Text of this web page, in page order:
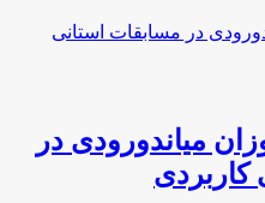
میاندورودی در
کاربردی